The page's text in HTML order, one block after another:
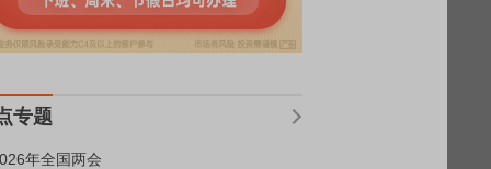
专题
年全国两会